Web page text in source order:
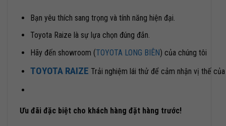
Bạn yêu thích sang trọng và tính năng hiện đại.
Toyota Raize là sự lựa chọn đúng đắn.
Hãy đến showroom (TOYOTA LONG BIÊN) của chúng tôi
TOYOTA RAIZE Trải nghiệm lái thử để cảm nhận vị thế
Ưu đãi đặc biệt cho khách hàng đặt hàng trước!